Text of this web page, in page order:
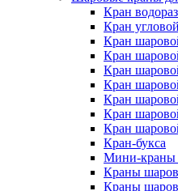
Кран
Кран
Кран
Кран
Кран
Кран
Кран
Кран
Кран
Кран-букса
Мини-краны
Краны
Краны